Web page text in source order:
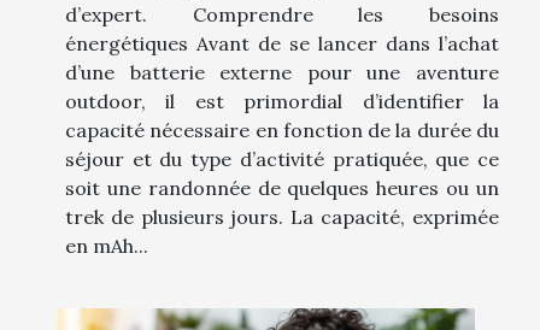
d’expert. Comprendre les besoins
énergétiques Avant de se lancer dans l’achat
d’une batterie externe pour une aventure
outdoor, il est primordial d’identifier la
capacité nécessaire en fonction de la durée du
séjour et du type d’activité pratiquée, que ce
soit une randonnée de quelques heures ou un
trek de plusieurs jours. La capacité, exprimée
en mAh...